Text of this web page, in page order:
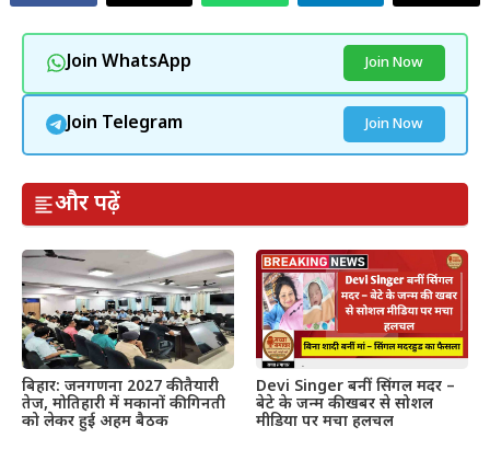
Join WhatsApp Join Now
Join Telegram Join Now
और पढ़ें
बिहार: जनगणना 2027 की तैयारी
तेज, मोतिहारी में मकानों की गिनती
को लेकर हुई अहम बैठक
Devi Singer बनीं सिंगल मदर –
बेटे के जन्म की खबर से सोशल
मीडिया पर मचा हलचल